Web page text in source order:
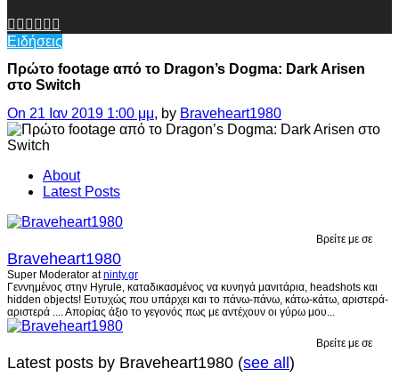
Ειδήσεις
Πρώτο footage από το Dragon’s Dogma: Dark Arisen
στο Switch
On 21 Ιαν 2019 1:00 μμ, by Braveheart1980
About
Latest Posts
Βρείτε με σε
Braveheart1980
Super Moderator atninty.gr
Γεννημένος στην Hyrule, καταδικασμένος να κυνηγά μανιτάρια, headshots και
hidden objects! Ευτυχώς που υπάρχει και το πάνω-πάνω, κάτω-κάτω, αριστερά-
αριστερά .... Απορίας άξιο το γεγονός πως με αντέχουν οι γύρω μου...
Βρείτε με σε
Latest posts by Braveheart1980 (see all)